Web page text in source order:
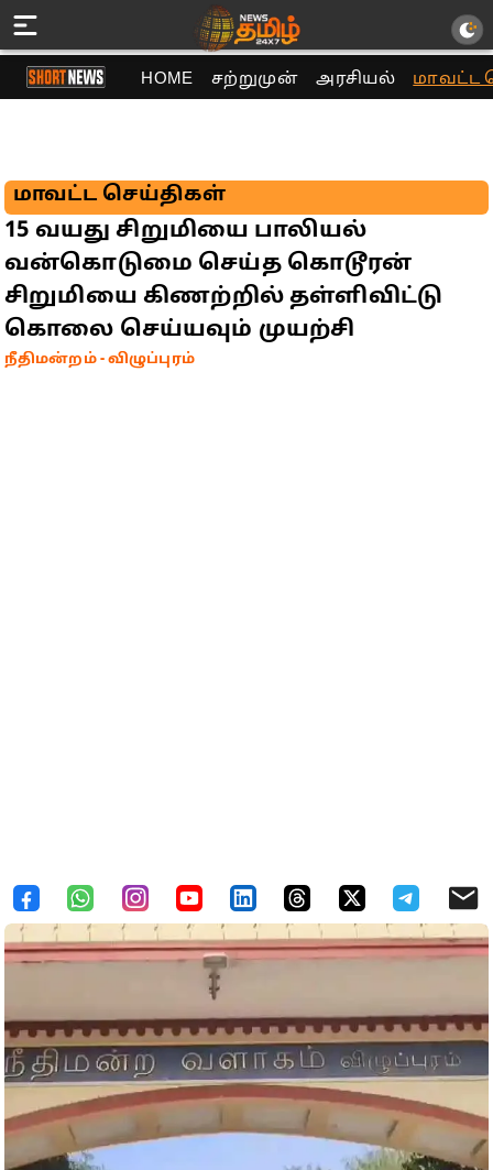
HOME சற்றுமுன் அரசியல் மாவட்ட
மாவட்ட செய்திகள்
15 வயது சிறுமியை பாலியல்
வன்கொடுமை செய்த கொடூரன்
சிறுமியை கிணற்றில் தள்ளிவிட்டு
கொலை செய்யவும் முயற்சி
நீதிமன்றம் - விழுப்புரம்